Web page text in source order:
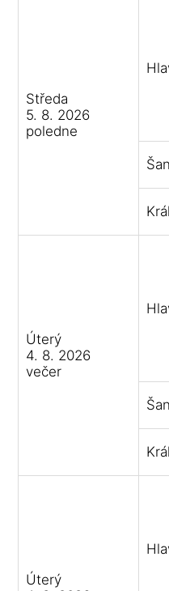
Středa
5. 8. 2026
poledne
Úterý
4. 8. 2026
večer
Úterý